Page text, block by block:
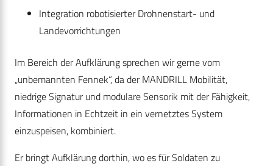
Integration robotisierter Drohnenstart- und
Landevorrichtungen
Im Bereich der Aufklärung sprechen wir gerne vom
„unbemannten Fennek“, da der MANDRILL Mobilität,
niedrige Signatur und modulare Sensorik mit der Fähigkeit,
Informationen in Echtzeit in ein vernetztes System
einzuspeisen, kombiniert.
Er bringt Aufklärung dorthin, wo es für Soldaten zu